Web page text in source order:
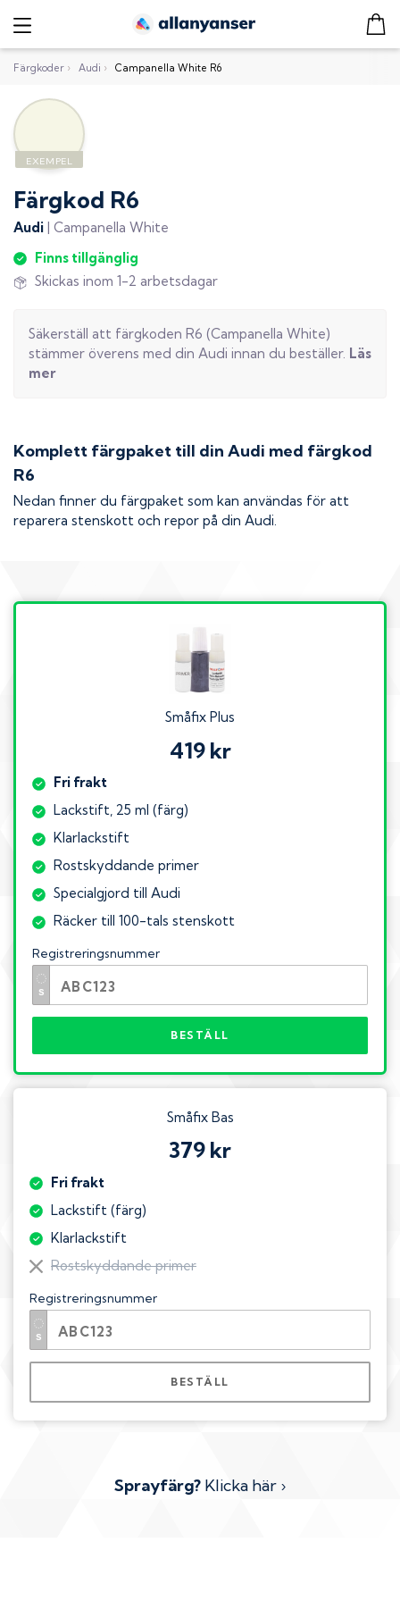
Färgkoder › Audi › Campanella White R6
Färgkod R6
Audi | Campanella White
Finns tillgänglig
Skickas inom 1-2 arbetsdagar
Säkerställ att färgkoden R6 (Campanella White)
stämmer överens med din Audi innan du beställer. Läs
mer
Komplett färgpaket till din Audi med färgkod
R6
Nedan finner du färgpaket som kan användas för att
reparera stenskott och repor på din Audi.
Småfix Plus
419 kr
Fri frakt
Lackstift, 25 ml (färg)
Klarlackstift
Rostskyddande primer
Specialgjord till Audi
Räcker till 100-tals stenskott
Registreringsnummer
BESTÄLL
Småfix Bas
379 kr
Fri frakt
Lackstift (färg)
Klarlackstift
Rostskyddande primer
Registreringsnummer
BESTÄLL
Sprayfärg? Klicka här ›